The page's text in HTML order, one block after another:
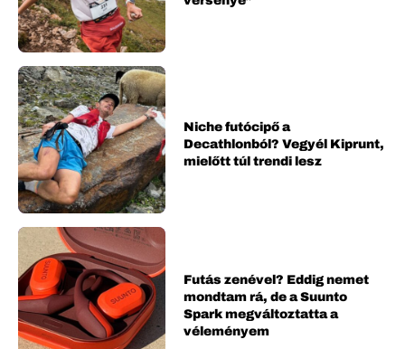
Niche futócipő a
Decathlonból? Vegyél Kiprunt,
mielőtt túl trendi lesz
Futás zenével? Eddig nemet
mondtam rá, de a Suunto
Spark megváltoztatta a
véleményem